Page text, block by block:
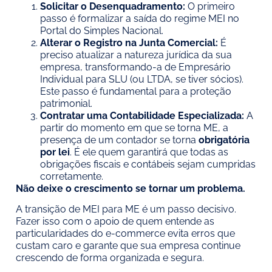
Solicitar o Desenquadramento: O primeiro
passo é formalizar a saída do regime MEI no
Portal do Simples Nacional.
Alterar o Registro na Junta Comercial: É
preciso atualizar a natureza jurídica da sua
empresa, transformando-a de Empresário
Individual para SLU (ou LTDA, se tiver sócios).
Este passo é fundamental para a proteção
patrimonial.
Contratar uma Contabilidade Especializada: A
partir do momento em que se torna ME, a
presença de um contador se torna obrigatória
por lei. É ele quem garantirá que todas as
obrigações fiscais e contábeis sejam cumpridas
corretamente.
Não deixe o crescimento se tornar um problema.
A transição de MEI para ME é um passo decisivo.
Fazer isso com o apoio de quem entende as
particularidades do e-commerce evita erros que
custam caro e garante que sua empresa continue
crescendo de forma organizada e segura.